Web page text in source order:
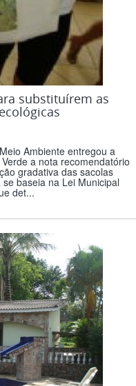
substituírem as
Ambiente entregou a
a nota recomendatório
gradativa das sacolas
baseia na Lei Municipal
det...